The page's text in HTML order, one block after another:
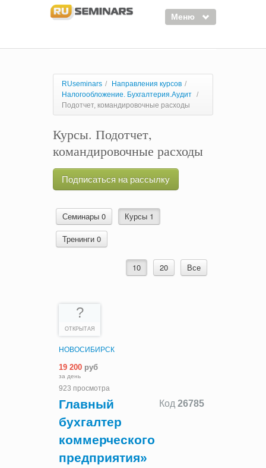
Меню
Курсы
Тренинги
Лектора
Войти
Регистрация
RUseminars / Направления курсов /
Налогообложение. Бухгалтерия.Аудит /
Подотчет, командировочные расходы
Курсы. Подотчет,
командировочные расходы
Подписаться на рассылку
Семинары 0
Курсы 1
Тренинги 0
10 20 Все
?
ОТКРЫТАЯ
НОВОСИБИРСК
19 200 руб
за день
923 просмотра
Код 26785
Главный
бухгалтер
коммерческого
предприятия»